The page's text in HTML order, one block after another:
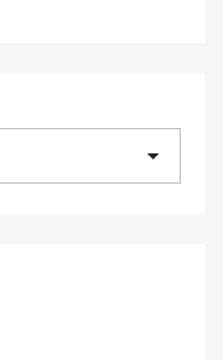
arrow_drop_down